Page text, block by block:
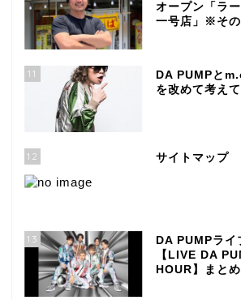
オープン「ラ
一号店」※そ
11
DA PUMPと
を改めて考え
12 サイトマップ
13
DA PUMPライ
【LIVE DA
HOUR】まと